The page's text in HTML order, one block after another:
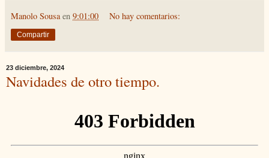
Manolo Sousa en 9:01:00 No hay comentarios:
Compartir
23 diciembre, 2024
Navidades de otro tiempo.